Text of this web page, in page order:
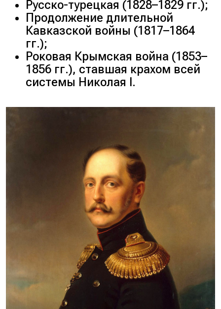
Русско-турецкая (1828–1829 гг.);
Продолжение длительной
Кавказской войны (1817–1864
гг.);
Роковая Крымская война (1853–
1856 гг.), ставшая крахом всей
системы Николая I.